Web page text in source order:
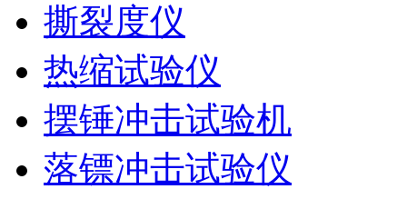
撕裂度仪
热缩试验仪
摆锤冲击试验机
落镖冲击试验仪